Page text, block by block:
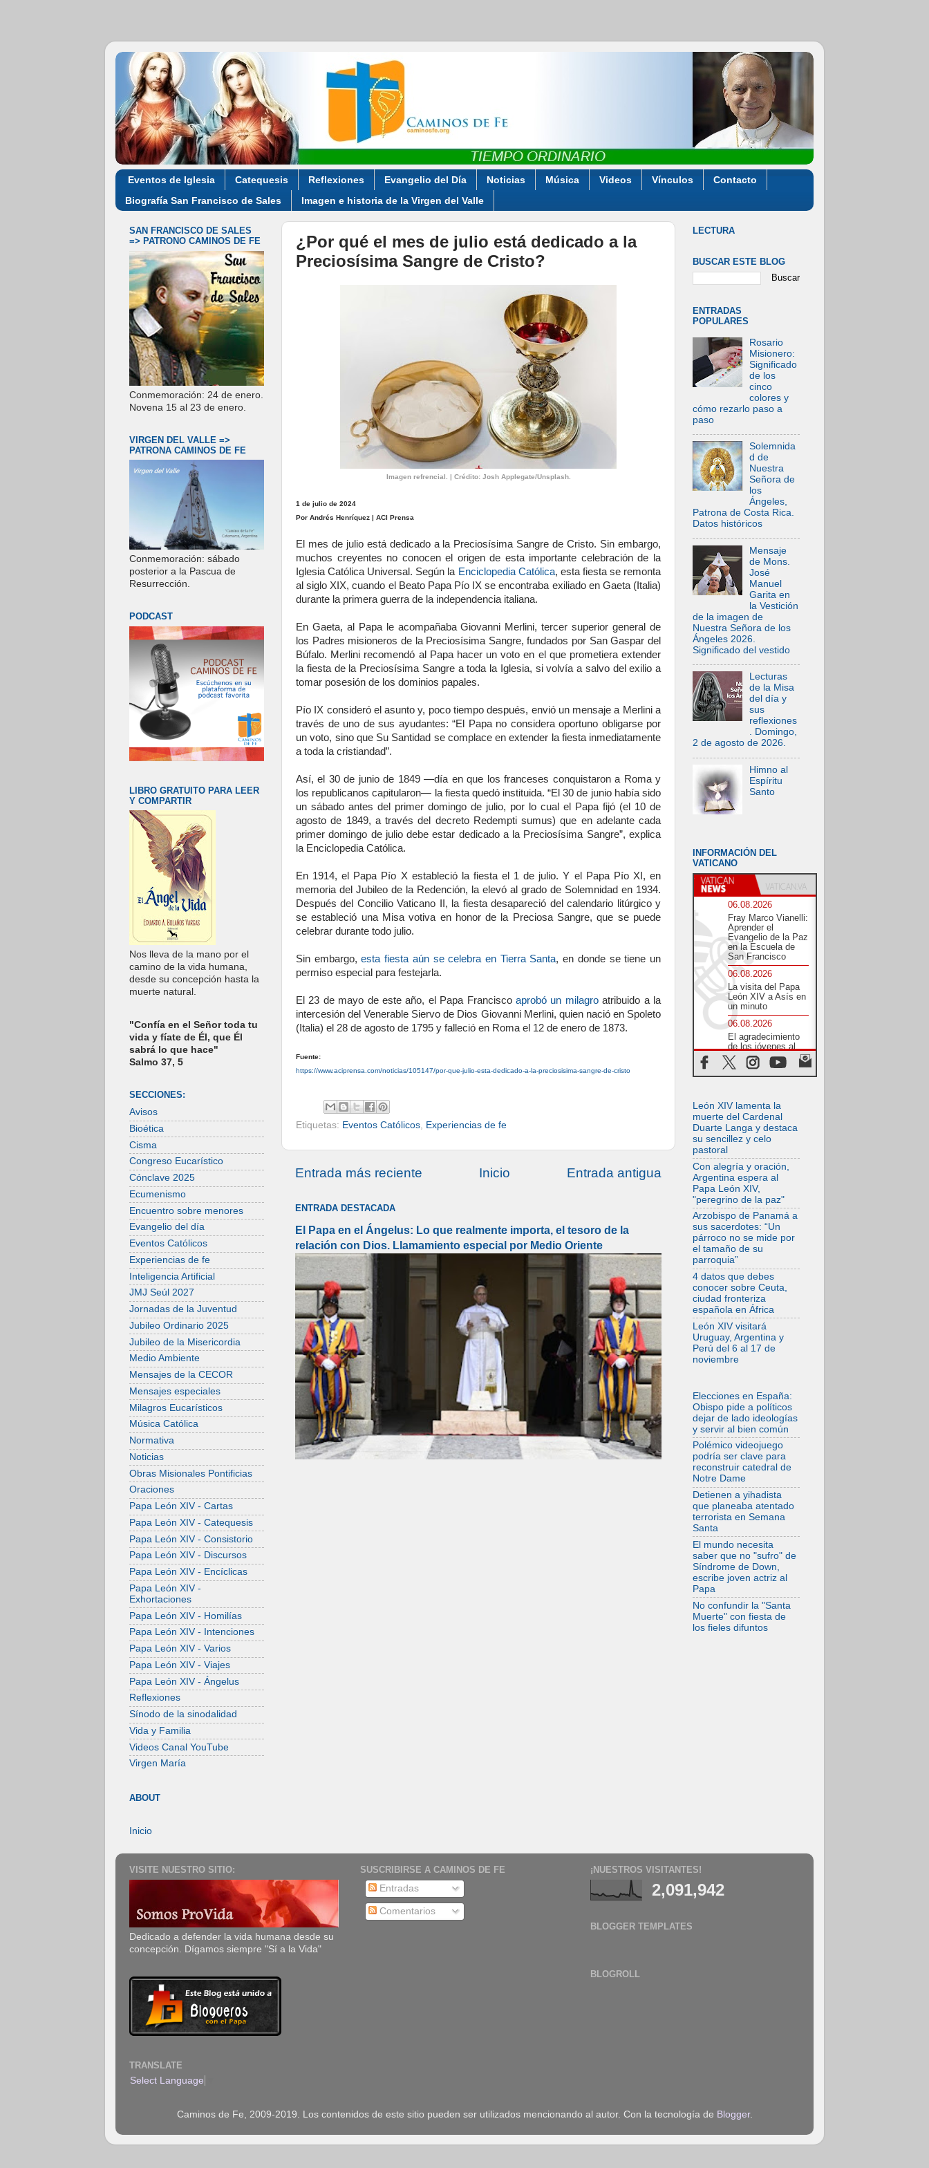
Eventos de Iglesia Catequesis Reflexiones Evangelio del Día Noticias Música Videos Vínculos
Contacto
Biografía San Francisco de Sales
Imagen e historia de la Virgen del Valle
¿Por qué el mes de julio está dedicado a la
Preciosísima Sangre de Cristo?
Imagen refrencial. | Crédito: Josh Applegate/Unsplash.
1 de julio de 2024
Por Andrés Henríquez | ACI Prensa
El mes de julio está dedicado a la Preciosísima Sangre de Cristo. Sin embargo,
muchos creyentes no conocen el origen de esta importante celebración de la
Iglesia Católica Universal. Según la Enciclopedia Católica, esta fiesta se remonta
al siglo XIX, cuando el Beato Papa Pío IX se encontraba exiliado en Gaeta (Italia)
durante la primera guerra de la independencia italiana.
En Gaeta, al Papa le acompañaba Giovanni Merlini, tercer superior general de
los Padres misioneros de la Preciosísima Sangre, fundados por San Gaspar del
Búfalo. Merlini recomendó al Papa hacer un voto en el que prometiera extender
la fiesta de la Preciosísima Sangre a toda la Iglesia, si volvía a salvo del exilio a
tomar posesión de los dominios papales.
Pío IX consideró el asunto y, poco tiempo después, envió un mensaje a Merlini a
través de uno de sus ayudantes: “El Papa no considera oportuno obligarse por
un voto, sino que Su Santidad se complace en extender la fiesta inmediatamente
a toda la cristiandad”.
Así, el 30 de junio de 1849 —día en que los franceses conquistaron a Roma y
los republicanos capitularon— la fiesta quedó instituida. “El 30 de junio había sido
un sábado antes del primer domingo de julio, por lo cual el Papa fijó (el 10 de
agosto de 1849, a través del decreto Redempti sumus) que en adelante cada
primer domingo de julio debe estar dedicado a la Preciosísima Sangre”, explica
la Enciclopedia Católica.
En 1914, el Papa Pío X estableció la fiesta el 1 de julio. Y el Papa Pío XI, en
memoria del Jubileo de la Redención, la elevó al grado de Solemnidad en 1934.
Después del Concilio Vaticano II, la fiesta desapareció del calendario litúrgico y
se estableció una Misa votiva en honor de la Preciosa Sangre, que se puede
celebrar durante todo julio.
Sin embargo,esta fiesta aún se celebra en Tierra Santa, en donde se tiene un
permiso especial para festejarla.
El 23 de mayo de este año, el Papa Francisco aprobó un milagroatribuido a la
intercesión del Venerable Siervo de Dios Giovanni Merlini, quien nació en Spoleto
(Italia) el 28 de agosto de 1795 y falleció en Roma el 12 de enero de 1873.
Fuente:
https://www.aciprensa.com/noticias/105147/por-que-julio-esta-dedicado-a-la-preciosisima-sangre-de-cristo
Etiquetas: Eventos Católicos Experiencias de fe
Entrada más reciente Entrada antigua
Inicio
ENTRADA DESTACADA
El Papa en el Ángelus: Lo que realmente importa, el tesoro de la
relación con Dios. Llamamiento especial por Medio Oriente
SAN FRANCISCO DE SALES
=> PATRONO CAMINOS DE FE
Conmemoración: 24 de enero.
Novena 15 al 23 de enero.
VIRGEN DEL VALLE =>
PATRONA CAMINOS DE FE
Conmemoración: sábado
posterior a la Pascua de
Resurrección.
PODCAST
LIBRO GRATUITO PARA LEER
Y COMPARTIR
Nos lleva de la mano por el
camino de la vida humana,
desde su concepción hasta la
muerte natural.
"Confía en el Señor toda tu
vida y fíate de Él, que Él
sabrá lo que hace"
Salmo 37, 5
SECCIONES:
Avisos
Bioética
Cisma
Congreso Eucarístico
Cónclave 2025
Ecumenismo
Encuentro sobre menores
Evangelio del día
Eventos Católicos
Experiencias de fe
Inteligencia Artificial
JMJ Seúl 2027
Jornadas de la Juventud
Jubileo Ordinario 2025
Jubileo de la Misericordia
Medio Ambiente
Mensajes de la CECOR
Mensajes especiales
Milagros Eucarísticos
Música Católica
Normativa
Noticias
Obras Misionales Pontificias
Oraciones
Papa León XIV - Cartas
Papa León XIV - Catequesis
Papa León XIV - Consistorio
Papa León XIV - Discursos
Papa León XIV - Encíclicas
Papa León XIV -
Exhortaciones
Papa León XIV - Homilías
Papa León XIV - Intenciones
Papa León XIV - Varios
Papa León XIV - Viajes
Papa León XIV - Ángelus
Reflexiones
Sínodo de la sinodalidad
Vida y Familia
Videos Canal YouTube
Virgen María
ABOUT
Inicio
LECTURA
BUSCAR ESTE BLOG
ENTRADAS
POPULARES
Rosario
Misionero:
Significado
de los
cinco
colores y
cómo rezarlo paso a
paso
Solemnida
d de
Nuestra
Señora de
los
Ángeles,
Patrona de Costa Rica.
Datos históricos
Mensaje
de Mons.
José
Manuel
Garita en
la Vestición
de la imagen de
Nuestra Señora de los
Ángeles 2026.
Significado del vestido
Lecturas
de la Misa
del día y
sus
reflexiones
. Domingo,
2 de agosto de 2026.
Himno al
Espíritu
Santo
INFORMACIÓN DEL
VATICANO
06.08.2026
Fray Marco Vianelli:
Aprender el
Evangelio de la Paz
en la Escuela de
San Francisco
06.08.2026
La visita del Papa
León XIV a Asís en
un minuto
06.08.2026
El agradecimiento
de los jóvenes al
Papa: «Hoy nos
sentimos Iglesia»
los coloquios en
Roma en medio de
tensiones y ataques
en el sur del país
06.08.2026
Hiroshima y
Nagasaki, 81 años
después.
Comienzan "Diez
Días Oración por la
Paz"
06.08.2026
Pizzaballa en Asís:
los cristianos
quieren paz
06.08.2026
Sturla: La visita de
León XIV será una
buena noticia para
todo el Uruguay
06.08.2026
León XIV: La
revolución del
separan
06.08.2026
La Iglesia en Ceuta:
caridad y esperanza
frente al drama
migratorio
06.08.2026
La visita del Papa a
Perú será un tiempo
de gracia
reconciliación y
esperanza
León XIV lamenta la
muerte del Cardenal
Duarte Langa y destaca
su sencillez y celo
pastoral
Con alegría y oración,
Argentina espera al
Papa León XIV,
"peregrino de la paz"
Arzobispo de Panamá a
sus sacerdotes: “Un
párroco no se mide por
el tamaño de su
parroquia”
4 datos que debes
conocer sobre Ceuta,
ciudad fronteriza
española en África
León XIV visitará
Uruguay, Argentina y
Perú del 6 al 17 de
noviembre
Elecciones en España:
Obispo pide a políticos
dejar de lado ideologías
y servir al bien común
Polémico videojuego
podría ser clave para
reconstruir catedral de
Notre Dame
Detienen a yihadista
que planeaba atentado
terrorista en Semana
Santa
El mundo necesita
saber que no "sufro" de
Síndrome de Down,
escribe joven actriz al
Papa
No confundir la "Santa
Muerte" con fiesta de
los fieles difuntos
VISITE NUESTRO SITIO:
Dedicado a defender la vida humana desde su
concepción. Dígamos siempre "Sí a la Vida"
TRANSLATE
Select Language
SUSCRIBIRSE A CAMINOS DE FE
Entradas
Comentarios
¡NUESTROS VISITANTES!
2,091,942
BLOGGER TEMPLATES
BLOGROLL
Caminos de Fe, 2009-2019. Los contenidos de este sitio pueden ser utilizados mencionando al autor. Con la tecnología de Blogger.